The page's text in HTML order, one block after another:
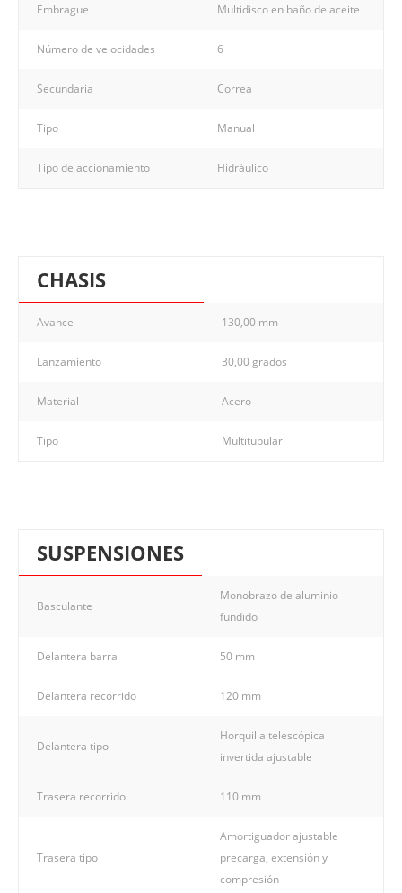
Embrague Multidisco en baño de aceite
Número de velocidades 6
Secundaria Correa
Tipo Manual
Tipo de accionamiento Hidráulico
CHASIS
Avance 130,00 mm
Lanzamiento 30,00 grados
Material Acero
Tipo Multitubular
SUSPENSIONES
Basculante
Monobrazo de aluminio
fundido
Delantera barra 50 mm
Delantera recorrido 120 mm
Delantera tipo
Horquilla telescópica
invertida ajustable
Trasera recorrido 110 mm
Trasera tipo
Amortiguador ajustable
precarga, extensión y
compresión